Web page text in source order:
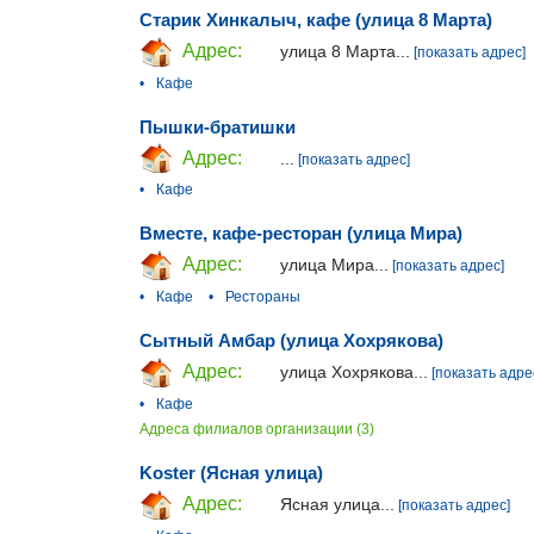
Старик Хинкалыч, кафе (улица 8 Марта)
Адрес:
улица 8 Марта...
[показать адрес]
•
Кафе
Пышки-братишки
Адрес:
[показать адрес]
•
Кафе
Вместе, кафе-ресторан (улица Мира)
Адрес:
улица Мира... [показать адрес]
•
Кафе • Рестораны
Сытный Амбар (улица Хохрякова)
Адрес:
улица Хохрякова...
[показать
•
Кафе
Адреса филиалов организации (3)
Koster (Ясная улица)
Адрес:
Ясная улица...
[показать адрес]